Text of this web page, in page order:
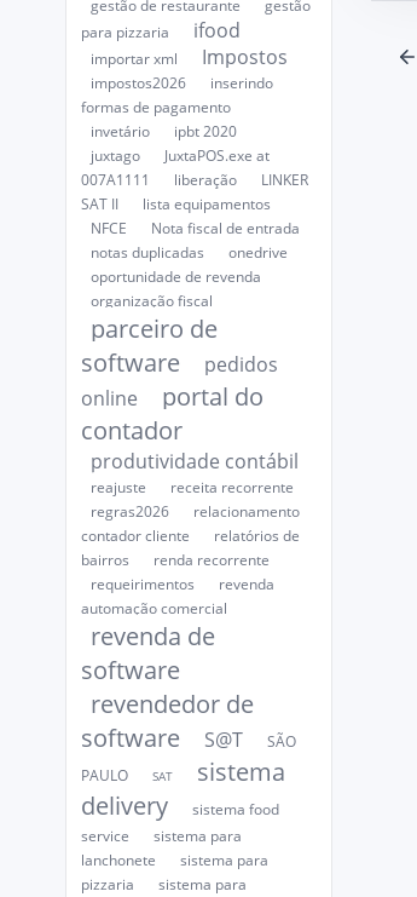
gestão de restaurante
gestão
para pizzaria
ifood
importar xml Impostos
impostos2026
inserindo
formas de pagamento
invetário
ipbt 2020
juxtago
JuxtaPOS.exe at
007A1111
liberação
LINKER
SAT II
lista equipamentos
NFCE
Nota fiscal de entrada
notas duplicadas
onedrive
oportunidade de revenda
organização fiscal
parceiro de
software
pedidos
online
portal do
contador
produtividade contábil
reajuste
receita recorrente
regras2026
relacionamento
contador cliente
relatórios de
bairros
renda recorrente
requeirimentos
revenda
automação comercial
revenda de
software
revendedor de
software
S@T
SÃO
PAULO
SAT
sistema
delivery
sistema food
service
sistema para
lanchonete
sistema para
pizzaria
sistema para